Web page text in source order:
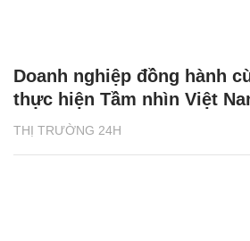
THỊ TRƯỜNG 24H
Doanh nghiệp đồng hành
thực hiện Tầm nhìn Việt